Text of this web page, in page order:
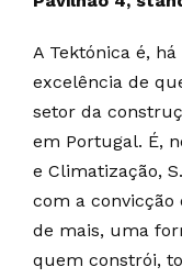
A Tektónica é,
excelência de
setor da
em Portugal. É,
e Climatização,
com a convicção
de mais, uma
quem constrói,